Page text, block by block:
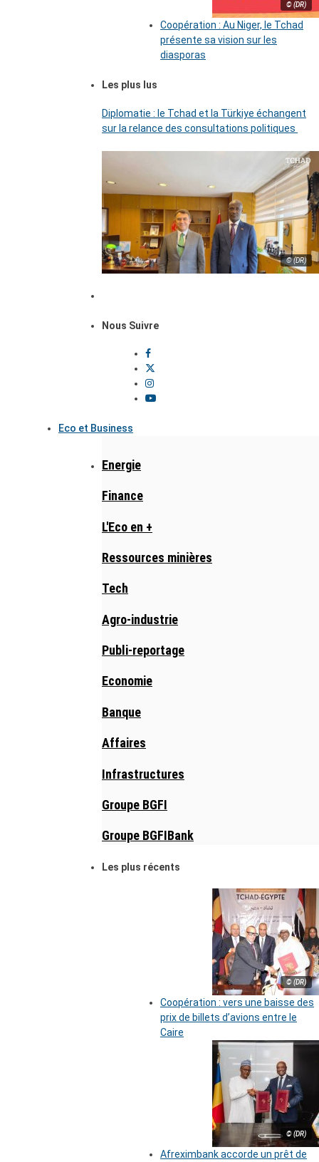
© (DR)
Coopération : Au Niger, le Tchad
présente sa vision sur les
diasporas
Les plus lus
Diplomatie : le Tchad et la Türkiye échangent
sur la relance des consultations politiques
© (DR)
Nous Suivre
Eco et Business
Energie
Finance
L'Eco en +
Ressources minières
Tech
Agro-industrie
Publi-reportage
Economie
Banque
Affaires
Infrastructures
Groupe BGFI
Groupe BGFIBank
Les plus récents
© (DR)
Coopération : vers une baisse des
prix de billets d’avions entre le
Caire
© (DR)
Afreximbank accorde un prêt de